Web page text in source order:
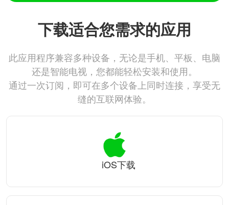
下载适合您需求的应用
此应用程序兼容多种设备，无论是手机、平板、电脑
还是智能电视，您都能轻松安装和使用。
通过一次订阅，即可在多个设备上同时连接，享受无
缝的互联网体验。
iOS下载